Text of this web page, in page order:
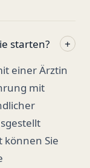
starten?
+
einer Ärztin
mit
können Sie